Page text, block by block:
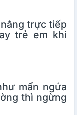
trực tiếp
trẻ em khi
mẩn ngứa
thì ngừng